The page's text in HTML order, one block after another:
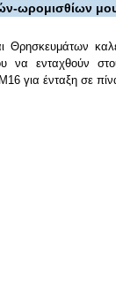
ωρομισθίων
Θρησκευμάτων
να ενταχθούν
για ένταξη σε